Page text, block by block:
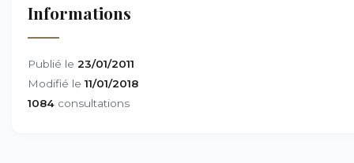
Informations
Publié le 23/01/2011
Modifié le 11/01/2018
1084 consultations